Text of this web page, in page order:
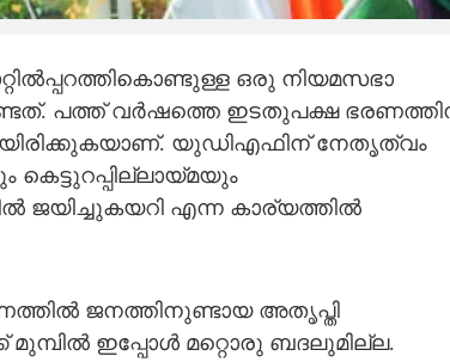
ഒരു നിയമസഭാ
പത്ത് വര്‍ഷത്തെ ഇടതുപക്ഷ
യുഡിഎഫിന് നേതൃത്വം
ജയിച്ചുകയറി എന്ന കാര്യത്തില്‍
ജനത്തിനുണ്ടായ അതൃപ്തി
ഇപ്പോള്‍ മറ്റൊരു ബദലുമില്ല.